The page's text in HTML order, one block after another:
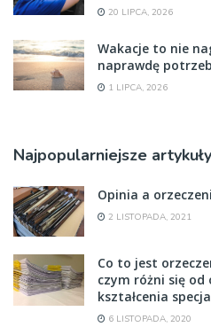
20 LIPCA, 2026
Wakacje to nie
naprawdę
1 LIPCA, 2026
Najpopularniejsze artykuły
Opinia a
2 LISTOPADA, 2021
Co to jest
czym różni się
kształcenia
6 LISTOPADA, 2020